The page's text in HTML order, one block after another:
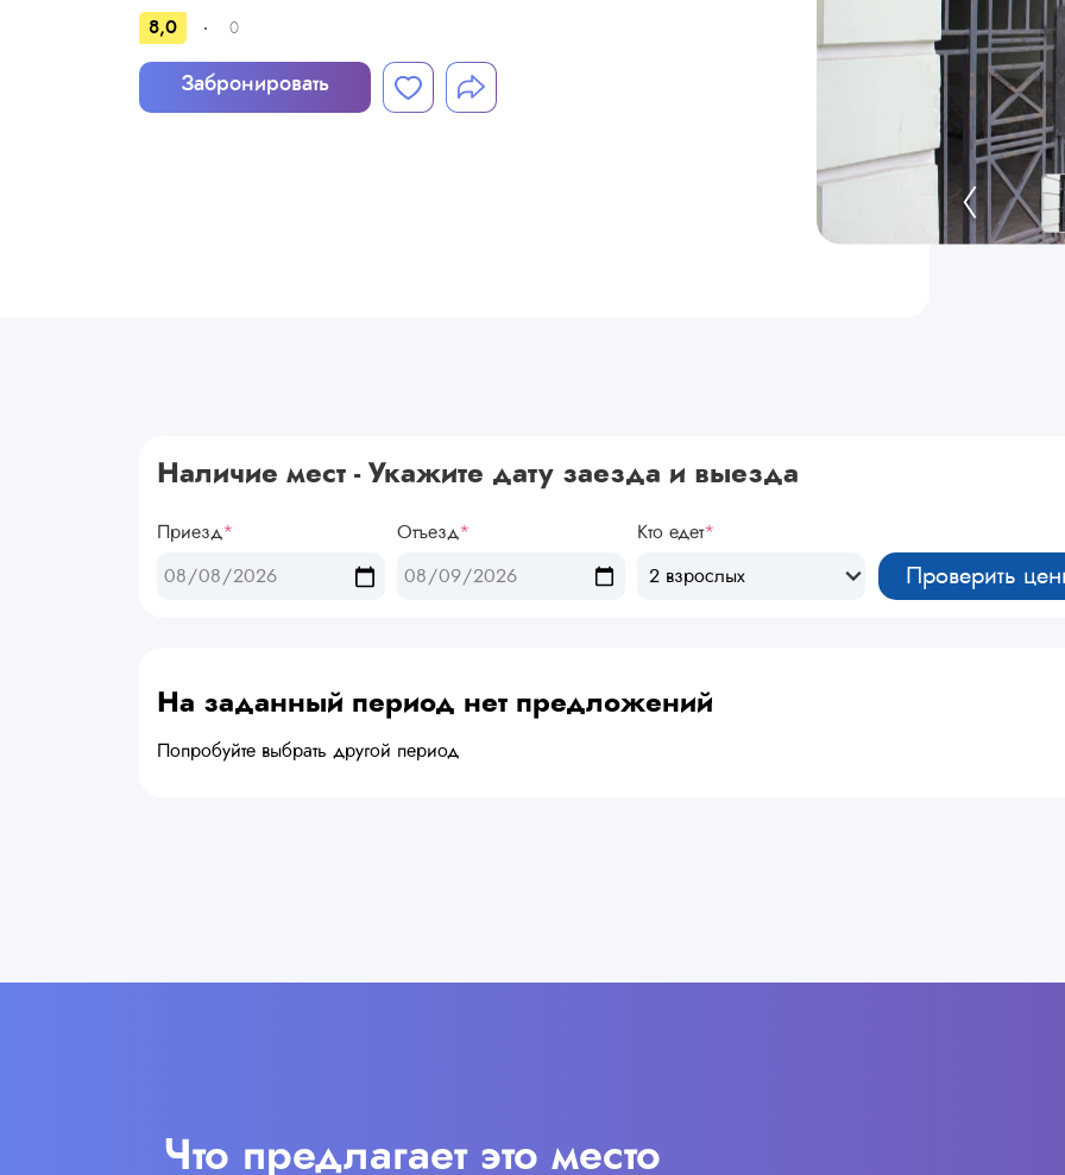
8,0 0
Забронировать
Наличие мест - Укажите дату заезда и выезда
Приезд* Отъезд* Кто едет*
2 взрослых Проверить
На заданный период нет предложений
Попробуйте выбрать другой период
Что предлагает это место